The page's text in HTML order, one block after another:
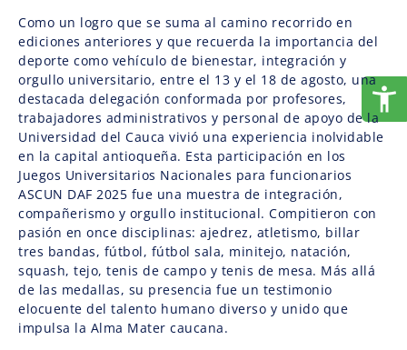
Como un logro que se suma al camino recorrido en
ediciones anteriores y que recuerda la importancia del
deporte como vehículo de bienestar, integración y
orgullo universitario, entre el 13 y el 18 de agosto, una
destacada delegación conformada por profesores,
trabajadores administrativos y personal de apoyo de la
Universidad del Cauca vivió una experiencia inolvidable
en la capital antioqueña. Esta participación en los
Juegos Universitarios Nacionales para funcionarios
ASCUN DAF 2025 fue una muestra de integración,
compañerismo y orgullo institucional. Compitieron con
pasión en once disciplinas: ajedrez, atletismo, billar
tres bandas, fútbol, fútbol sala, minitejo, natación,
squash, tejo, tenis de campo y tenis de mesa. Más allá
de las medallas, su presencia fue un testimonio
elocuente del talento humano diverso y unido que
impulsa la Alma Mater caucana.